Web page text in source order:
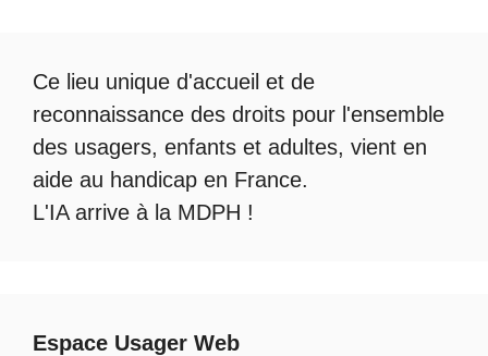
Ce lieu unique d'accueil et de
reconnaissance des droits pour l'ensemble
des usagers, enfants et adultes, vient en
aide au handicap en France.
L'IA arrive à la MDPH !
Espace Usager Web